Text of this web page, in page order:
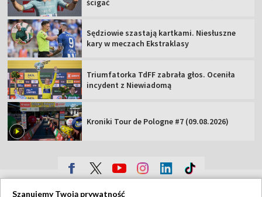
ścigać
Sędziowie szastają kartkami. Niesłuszne
kary w meczach Ekstraklasy
Triumfatorka TdFF zabrała głos. Oceniła
incydent z Niewiadomą
Kroniki Tour de Pologne #7 (09.08.2026)
Szanujemy Twoją prywatność